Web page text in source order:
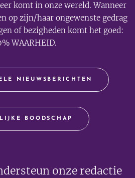
komt in onze wereld. Wanneer
op zijn/haar ongewenste gedrag
of bezigheden komt het goed:
WAARHEID.
NIEUWSBERICHTEN
BOODSCHAP
onze redactie